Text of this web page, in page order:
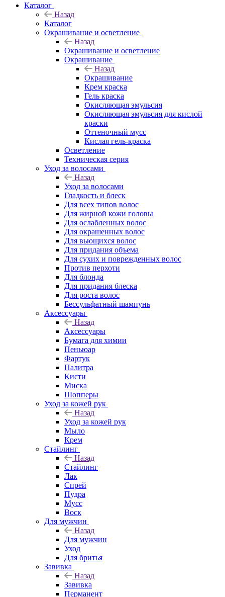
Каталог
Назад
Каталог
Окрашивание и осветление
Назад
Окрашивание и осветление
Окрашивание
Назад
Окрашивание
Крем краска
Гель краска
Окисляющая эмульсия
Окисляющая эмульсия для кислой
краски
Оттеночный мусс
Кислая гель-краска
Осветление
Техническая серия
Уход за волосами
Назад
Уход за волосами
Гладкость и блеск
Для всех типов волос
Для жирной кожи головы
Для ослабленных волос
Для окрашенных волос
Для вьющихся волос
Для придания объема
Для сухих и поврежденных волос
Против перхоти
Для блонда
Для придания блеска
Для роста волос
Бессульфатный шампунь
Аксессуары
Назад
Аксессуары
Бумага для химии
Пеньюар
Фартук
Палитра
Кисти
Миска
Шопперы
Уход за кожей рук
Назад
Уход за кожей рук
Мыло
Крем
Стайлинг
Назад
Стайлинг
Лак
Спрей
Пудра
Мусс
Воск
Для мужчин
Назад
Для мужчин
Уход
Для бритья
Завивка
Назад
Завивка
Перманент